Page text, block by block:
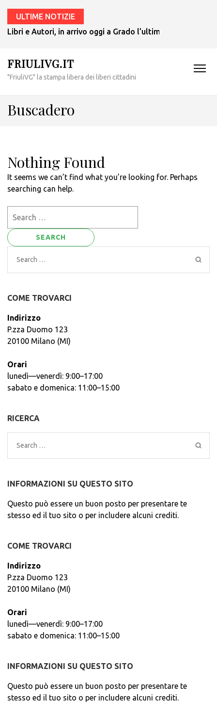
ULTIME NOTIZIE
Libri e Autori, in arrivo oggi a Grado l’ultimo giallo di
FRIULIVG.IT
"FriuliVG" la stampa libera dei liberi cittadini
Buscadero
Nothing Found
It seems we can’t find what you’re looking for. Perhaps
searching can help.
Search
for:
COME TROVARCI
Indirizzo
P.zza Duomo 123
20100 Milano (MI)
Orari
lunedì—venerdì: 9:00–17:00
sabato e domenica: 11:00–15:00
RICERCA
Search
for:
INFORMAZIONI SU QUESTO SITO
Questo può essere un buon posto per presentare te
stesso ed il tuo sito o per includere alcuni crediti.
COME TROVARCI
Indirizzo
P.zza Duomo 123
20100 Milano (MI)
Orari
lunedì—venerdì: 9:00–17:00
sabato e domenica: 11:00–15:00
INFORMAZIONI SU QUESTO SITO
Questo può essere un buon posto per presentare te
stesso ed il tuo sito o per includere alcuni crediti.